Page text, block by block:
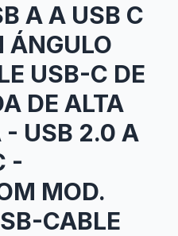
A A USB C
ÁNGULO
USB-C DE
DE ALTA
- USB 2.0 A
-
MOD.
CABLE